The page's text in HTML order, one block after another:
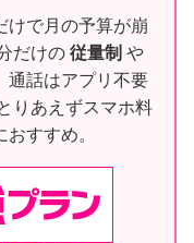
で月の予算が崩
だけの 従量制 や
通話はアプリ不要
りあえずスマホ料
すすめ。